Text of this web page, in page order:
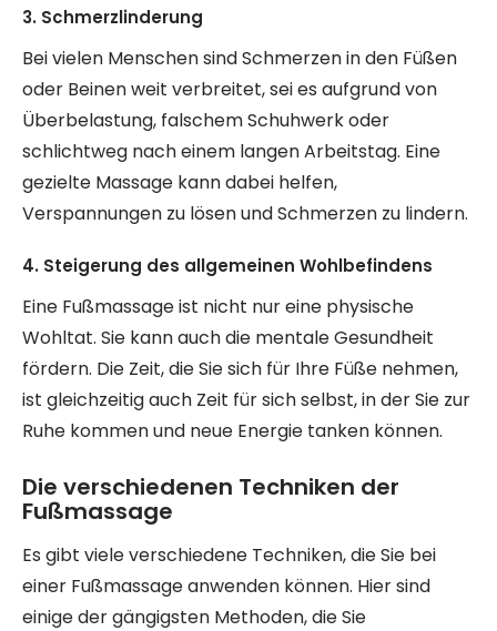
3. Schmerzlinderung
Bei vielen Menschen sind Schmerzen in den Füßen
oder Beinen weit verbreitet, sei es aufgrund von
Überbelastung, falschem Schuhwerk oder
schlichtweg nach einem langen Arbeitstag. Eine
gezielte Massage kann dabei helfen,
Verspannungen zu lösen und Schmerzen zu lindern.
4. Steigerung des allgemeinen Wohlbefindens
Eine Fußmassage ist nicht nur eine physische
Wohltat. Sie kann auch die mentale Gesundheit
fördern. Die Zeit, die Sie sich für Ihre Füße nehmen,
ist gleichzeitig auch Zeit für sich selbst, in der Sie zur
Ruhe kommen und neue Energie tanken können.
Die verschiedenen Techniken der
Fußmassage
Es gibt viele verschiedene Techniken, die Sie bei
einer Fußmassage anwenden können. Hier sind
einige der gängigsten Methoden, die Sie